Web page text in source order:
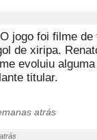
jogo foi filme
de xiripa.
evoluiu
titular.
atrás